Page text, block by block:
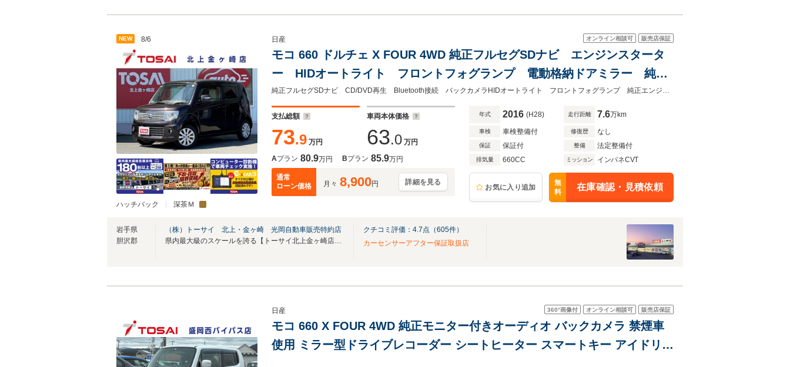
NEW 8/6
ハッチバック 深茶Ｍ
オンライン相談可 販売店保証
日産
モコ 660 ドルチェ X FOUR 4WD 純正フルセグSDナビ エンジンスタータ
ー HIDオートライト フロントフォグランプ 電動格納ドアミラー 純正
14インチアルミホイール 専用合皮シート バックカメラ アイドリングス
トップ シートヒーター ETC
純正フルセグSDナビ CD/DVD再生 Bluetooth接続 バックカメラHIDオートライト フロントフォグランプ 純正エンジンスターター アイドリングストップ シートヒーター
支払総額
73.9 万円
車両本体価格
63.0 万円
Aプラン 80.9万円 Bプラン 85.9万円
通常
ローン価格
月々 8,900円 詳細を見る
年式 2016 (H28) 走行距離 7.6万km
車検 車検整備付 修復歴 なし
保証 保証付 整備 法定整備付
排気量 660CC ミッション インパネCVT
お気に入り追加
無
料
在庫確認・見積依頼
岩手県
胆沢郡
（株）トーサイ 北上・金ヶ崎 光岡自動車販売特約店
県内最大級のスケールを誇る【トーサイ北上金ヶ崎店】。
クチコミ評価： 4.7点（605件）
カーセンサーアフター保証取扱店
360°画像付 オンライン相談可 販売店保証
日産
モコ 660 X FOUR 4WD 純正モニター付きオーディオ バックカメラ 禁煙車
使用 ミラー型ドライブレコーダー シートヒーター スマートキー アイドリン